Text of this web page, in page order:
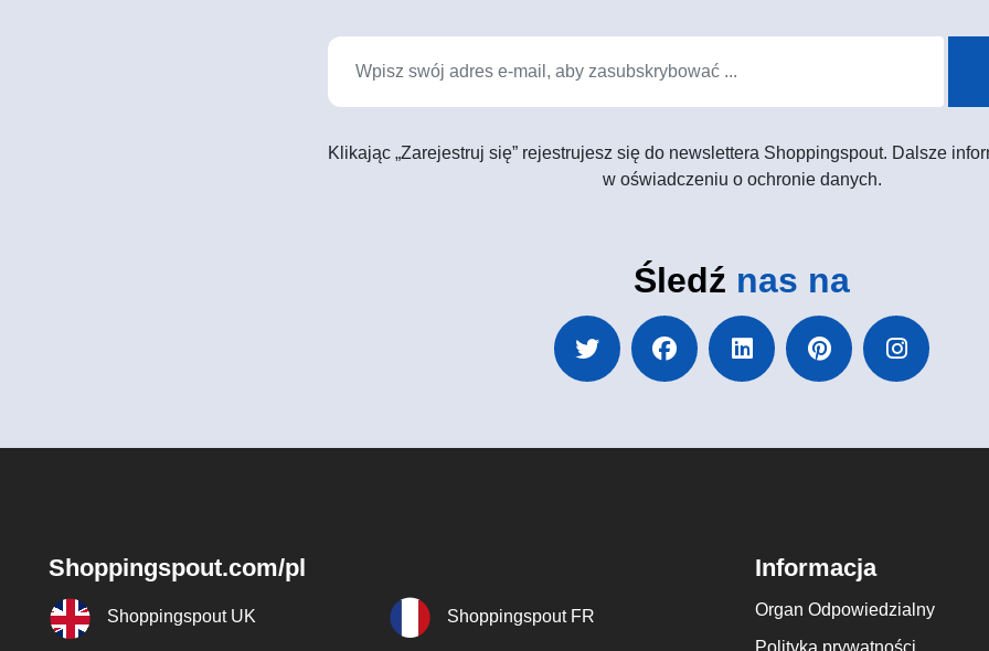
Klikając „Zarejestruj się” rejestrujesz się do newslettera Shoppingspout. Dalsze
w oświadczeniu o ochronie danych.
Śledź nas na
Shoppingspout.com/pl
Shoppingspout UK Shoppingspout FR
Informacja
Organ Odpowiedzialny
Polityka prywatności